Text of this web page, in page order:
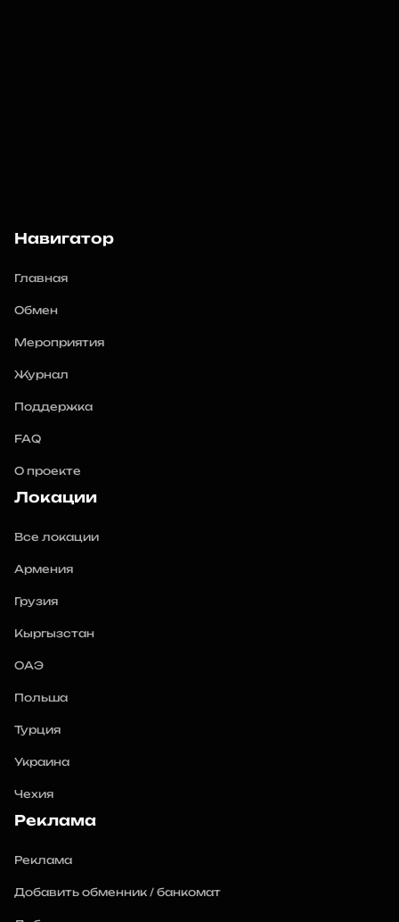
Навигатор
Главная
Обмен
Мероприятия
Журнал
Поддержка
FAQ
О проекте
Локации
Все локации
Армения
Грузия
Кыргызстан
ОАЭ
Польша
Турция
Украина
Чехия
Реклама
Реклама
Добавить обменник / банкомат